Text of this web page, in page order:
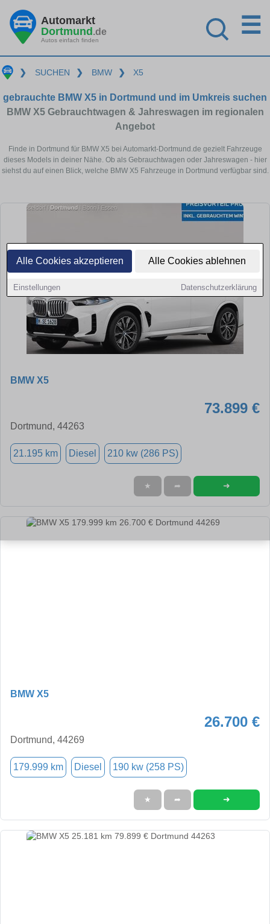
Alle Cookies akzeptieren Alle Cookies ablehnen
Einstellungen Datenschutzerklärung
Automarkt
Dortmund.de
Autos einfach finden
☰
❯ SUCHEN ❯ BMW ❯ X5
gebrauchte BMW X5 in Dortmund und im Umkreis suchen
BMW X5 Gebrauchtwagen & Jahreswagen im regionalen
Angebot
Finde in Dortmund für BMW X5 bei Automarkt-Dortmund.de gezielt Fahrzeuge
dieses Models in deiner Nähe. Ob als Gebrauchtwagen oder Jahreswagen - hier
siehst du auf einen Blick, welche BMW X5 Fahrzeuge in Dortmund verfügbar sind.
BMW X5
73.899 €
Dortmund, 44263
21.195 km Diesel 210 kw (286 PS)
★ ➦ ➜
BMW X5
26.700 €
Dortmund, 44269
179.999 km Diesel 190 kw (258 PS)
★ ➦ ➜